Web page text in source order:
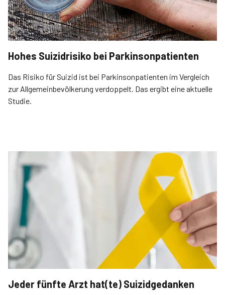
Hohes Suizidrisiko bei Parkinsonpatienten
Das Risiko für Suizid ist bei Parkinsonpatienten im Vergleich
zur Allgemeinbevölkerung verdoppelt. Das ergibt eine aktuelle
Studie.
Jeder fünfte Arzt hat(te) Suizidgedanken